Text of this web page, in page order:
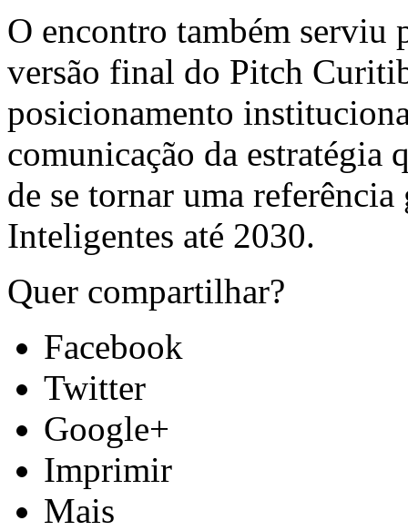
O encontro também serviu
versão final do Pitch
posicionamento
comunicação da estratégia
de se tornar uma
Inteligentes até 2030.
Quer compartilhar?
Facebook
Twitter
Google+
Imprimir
Mais